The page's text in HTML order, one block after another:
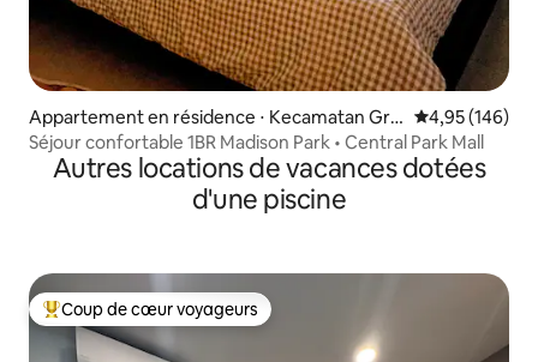
Appartement en résidence ⋅ Kecamatan Gro
gol petamburan
Évaluation
4,95 (146)
Séjour confortable 1BR Madison Park • Central Park Mall
Autres locations de vacances dotées
d'une piscine
Coups de cœur voyageurs les plus appréciés
Coup de cœur voyageurs